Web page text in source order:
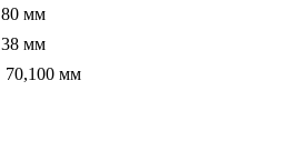
80 мм
38 мм
70,100 мм